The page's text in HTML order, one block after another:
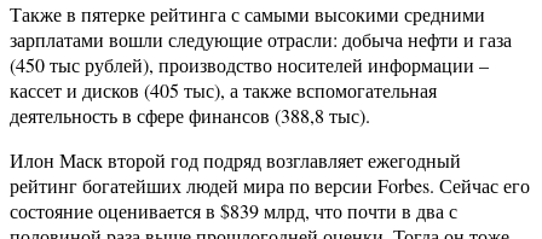
Также в пятерке рейтинга с самыми высокими средними
зарплатами вошли следующие отрасли: добыча нефти и газа
(450 тыс рублей), производство носителей информации –
кассет и дисков (405 тыс), а также вспомогательная
деятельность в сфере финансов (388,8 тыс).
Илон Маск второй год подряд возглавляет ежегодный
рейтинг богатейших людей мира по версии Forbes. Сейчас его
состояние оценивается в $839 млрд, что почти в два с